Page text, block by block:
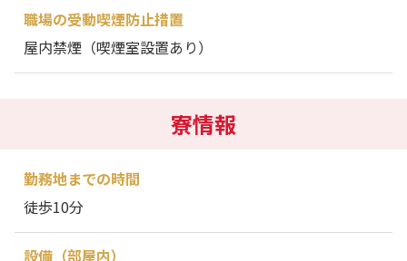
職場の受動喫煙防止措置
屋内禁煙（喫煙室設置あり）
寮情報
勤務地までの時間
徒歩10分
設備（部屋内）